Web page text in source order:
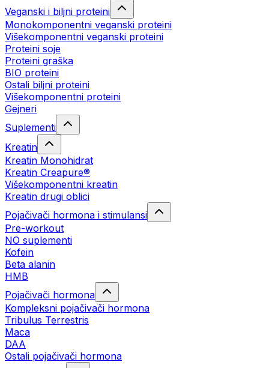
Veganski i biljni proteini
Monokomponentni veganski proteini
Višekomponentni veganski proteini
Proteini soje
Proteini graška
BIO proteini
Ostali biljni proteini
Višekomponentni proteini
Gejneri
Suplementi
Kreatin
Kreatin Monohidrat
Kreatin Creapure®
Višekomponentni kreatin
Kreatin drugi oblici
Pojačivači hormona i stimulansi
Pre-workout
NO suplementi
Kofein
Beta alanin
HMB
Pojačivači hormona
Kompleksni pojačivači hormona
Tribulus Terrestris
Maca
DAA
Ostali pojačivači hormona